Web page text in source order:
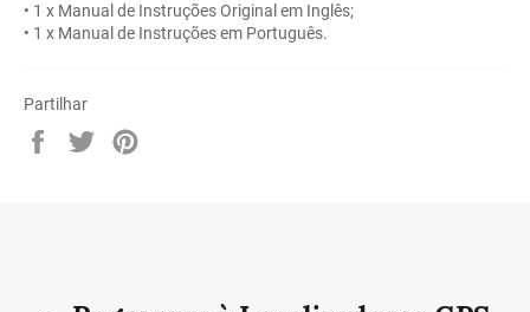
• 1 x Manual de Instruções Original em Inglês;
• 1 x Manual de Instruções em Português.
Partilhar
Partilhe Twittar